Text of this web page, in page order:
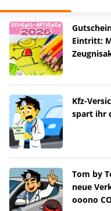
Eintritt:
Kfz-
spart ihr
Tom by
neue
ooono